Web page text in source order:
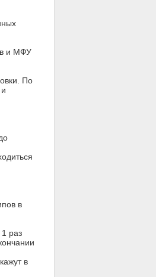
и МФУ
По
в
раз
в